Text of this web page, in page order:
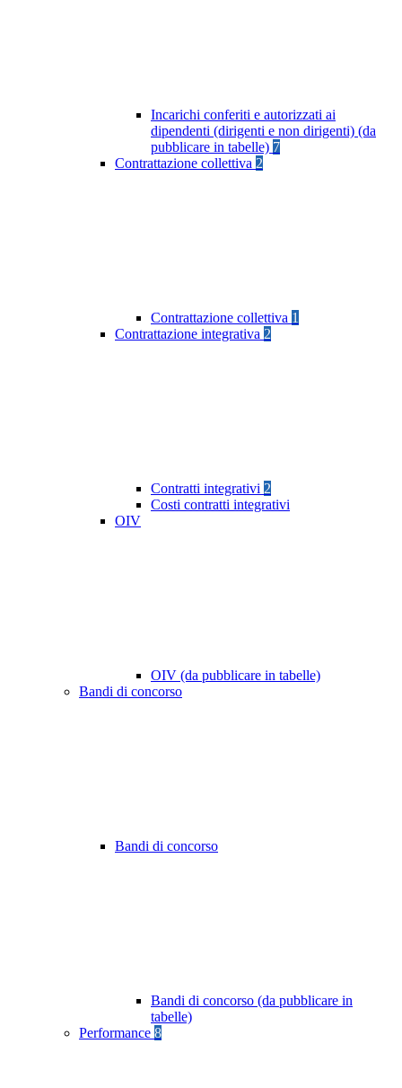
Incarichi conferiti e autorizzati ai
dipendenti (dirigenti e non dirigenti) (da
pubblicare in tabelle) 7
Contrattazione collettiva 2
Contrattazione collettiva 1
Contrattazione integrativa 2
Contratti integrativi 2
Costi contratti integrativi
OIV
OIV (da pubblicare in tabelle)
Bandi di concorso
Bandi di concorso
Bandi di concorso (da pubblicare in
tabelle)
Performance 8